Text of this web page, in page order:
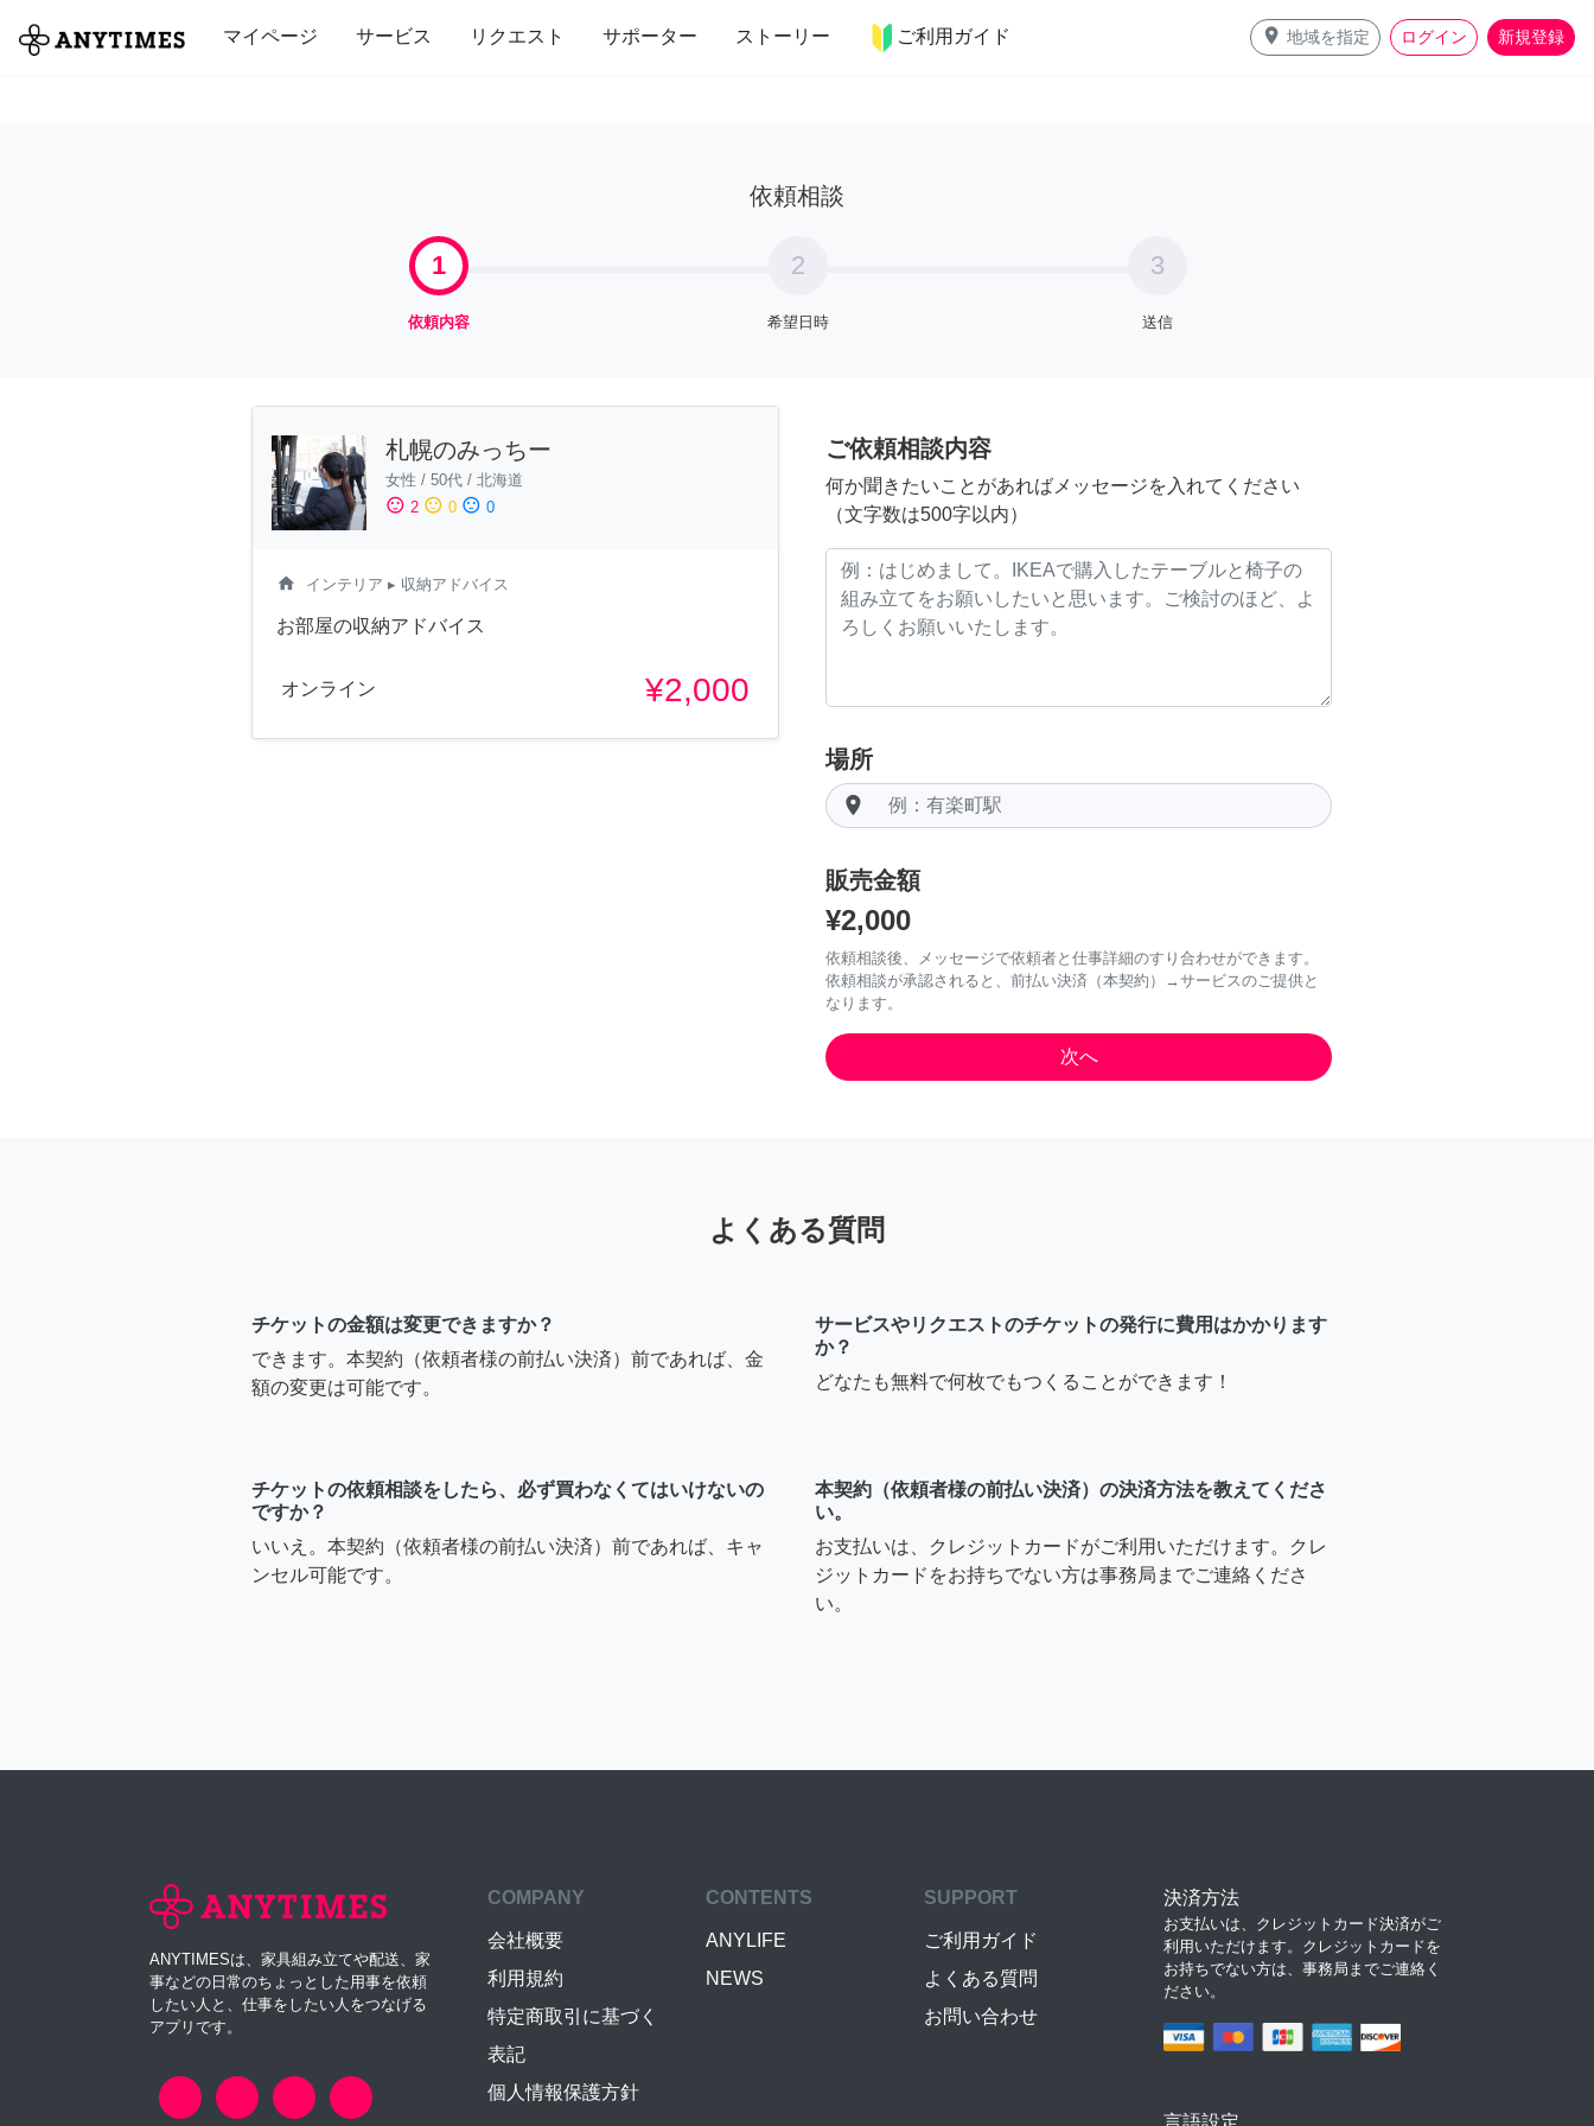
マイページ サービス リクエスト サポーター ストーリー ご利用ガイド place 地域を指定 ログイン 新規登録
全て 修理・組立 家事 引っ越し インテリア 趣味・習い事 ペット 料理
依頼相談
1
依頼内容
2
希望日時
3
送信
札幌のみっちー
女性 / 50代 / 北海道
sentiment_satisfied 2 sentiment_neutral 0 sentiment_dissatisfied 0
home インテリア ▸ 収納アドバイス
お部屋の収納アドバイス
オンライン ¥2,000
ご依頼相談内容
何か聞きたいことがあればメッセージを入れてください
（文字数は500字以内）
場所
room
販売金額
¥2,000
依頼相談後、メッセージで依頼者と仕事詳細のすり合わせができます。
依頼相談が承認されると、前払い決済（本契約）→サービスのご提供と
なります。
よくある質問
チケットの金額は変更できますか？
できます。本契約（依頼者様の前払い決済）前であれば、金
額の変更は可能です。
サービスやリクエストのチケットの発行に費用はかかります
か？
どなたも無料で何枚でもつくることができます！
チケットの依頼相談をしたら、必ず買わなくてはいけないの
ですか？
いいえ。本契約（依頼者様の前払い決済）前であれば、キャ
ンセル可能です。
本契約（依頼者様の前払い決済）の決済方法を教えてくださ
い。
お支払いは、クレジットカードがご利用いただけます。クレ
ジットカードをお持ちでない方は事務局までご連絡くださ
い。
ANYTIMESは、家具組み立てや配送、家
事などの日常のちょっとした用事を依頼
したい人と、仕事をしたい人をつなげる
アプリです。
COMPANY
会社概要
利用規約
特定商取引に基づく
表記
個人情報保護方針
CONTENTS
ANYLIFE
NEWS
SUPPORT
ご利用ガイド
よくある質問
お問い合わせ
決済方法
お支払いは、クレジットカード決済がご
利用いただけます。クレジットカードを
お持ちでない方は、事務局までご連絡く
ださい。
言語設定